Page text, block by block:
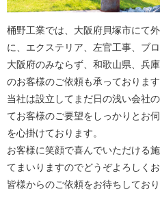
桶野工業では、大阪府貝塚市にて
に、エクステリア、左官工事、ブ
大阪府のみならず、和歌山県、兵
のお客様のご依頼も承っております
当社は設立してまだ日の浅い会社
てお客様のご要望をしっかりとお
を心掛けております。
お客様に笑顔で喜んでいただける
てまいりますのでどうぞよろしくお
皆様からのご依頼をお待ちしており